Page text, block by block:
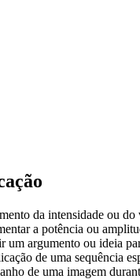
da intensidade ou do
a potência ou
um argumento ou ideia
de uma sequência
de uma imagem